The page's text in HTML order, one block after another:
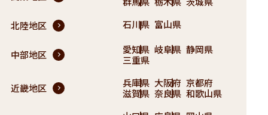
北陸地区
石川県 富山県
中部地区 愛知県 岐阜県 静岡県
三重県
近畿地区 兵庫県 大阪府 京都府
滋賀県 奈良県 和歌山県